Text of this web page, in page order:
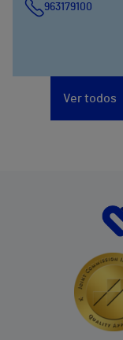
963179100
Ver todos